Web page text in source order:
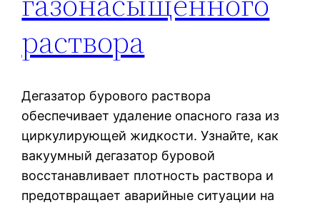
раствора
Дегазатор бурового раствора
обеспечивает удаление опасного газа из
циркулирующей жидкости. Узнайте, как
вакуумный дегазатор буровой
восстанавливает плотность раствора и
предотвращает аварийные ситуации на